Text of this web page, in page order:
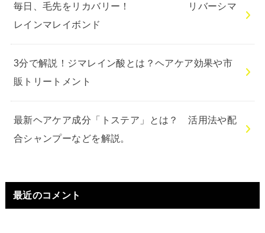
毎日、毛先をリカバリー！ リバーシマ
レインマレイボンド
3分で解説！ジマレイン酸とは？ヘアケア効果や市
販トリートメント
最新ヘアケア成分「トステア」とは？ 活用法や配
合シャンプーなどを解説。
最近のコメント